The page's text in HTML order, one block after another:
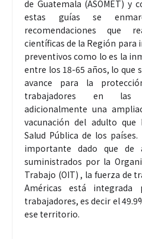
de Guatemala (ASOMET) y
estas guías se
recomendaciones que
científicas de la Región
preventivos como lo es la
entre los 18-65 años, lo que
avance para la
trabajadores en las
adicionalmente una
vacunación del adulto que
Salud Pública de los
importante dado que de
suministrados por la
Trabajo (OIT) , la fuerza de
Américas está
trabajadores, es decir el
ese territorio.